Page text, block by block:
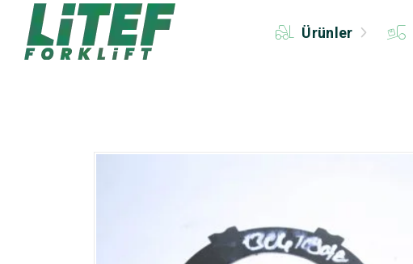
Ürünler